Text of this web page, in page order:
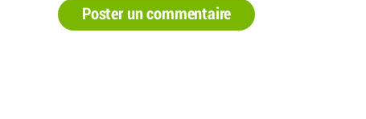
Poster un commentaire